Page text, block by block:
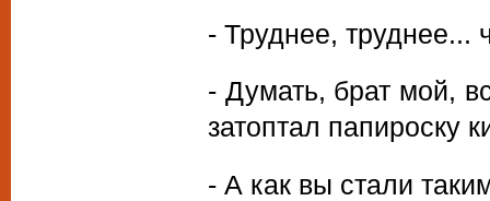
- Труднее, труднее...
- Думать, брат мой,
затоптал папироску
- А как вы стали